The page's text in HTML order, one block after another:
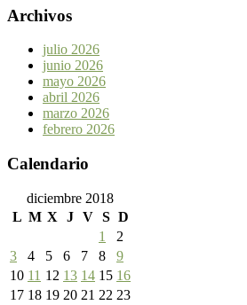
Archivos
julio 2026
junio 2026
mayo 2026
abril 2026
marzo 2026
febrero 2026
Calendario
diciembre 2018
L M X J V S D
1
2
3
4 5 6 7 8
9
10 11 12 13 14 15 16
17 18 19 20 21 22 23